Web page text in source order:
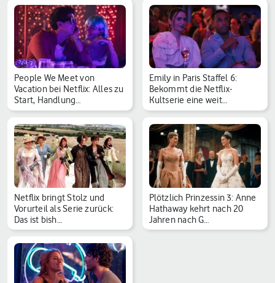
People We Meet von
Vacation bei Netflix: Alles zu
Start, Handlung…
Emily in Paris Staffel 6:
Bekommt die Netflix-
Kultserie eine weit…
Netflix bringt Stolz und
Vorurteil als Serie zurück:
Das ist bish…
Plötzlich Prinzessin 3: Anne
Hathaway kehrt nach 20
Jahren nach G…